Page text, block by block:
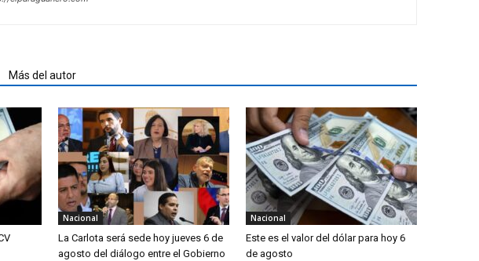
Más del autor
Nacional
La Carlota será sede hoy jueves 6 de
agosto del diálogo entre el Gobierno
Nacional
Este es el valor del dólar para hoy 6
de agosto